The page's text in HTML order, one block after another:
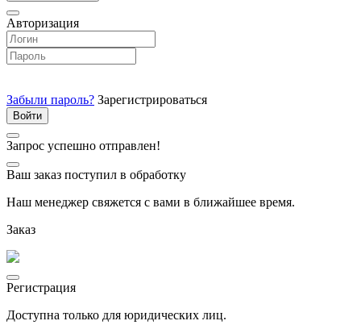
Авторизация
Забыли пароль? Зарегистрироваться
Запрос успешно отправлен!
Ваш заказ поступил в обработку
Наш менеджер свяжется с вами в ближайшее время.
Заказ
Регистрация
Доступна только для юридических лиц.